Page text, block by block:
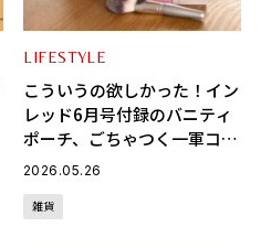
LIFESTYLE
こういうの欲しかった！イン
レッド6月号付録のバニティ
ポーチ、ごちゃつく一軍コス
メが全部まとまって感動…！
2026.05.26
雑貨